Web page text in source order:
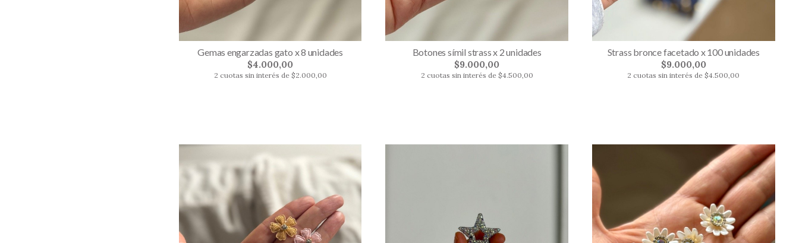
Gemas engarzadas gato x 8 unidades
$4.000,00
2 cuotas sin interés de $2.000,00
Botones símil strass x 2 unidades
$9.000,00
2 cuotas sin interés de $4.500,00
Strass bronce facetado x 100 unidades
$9.000,00
2 cuotas sin interés de $4.500,00